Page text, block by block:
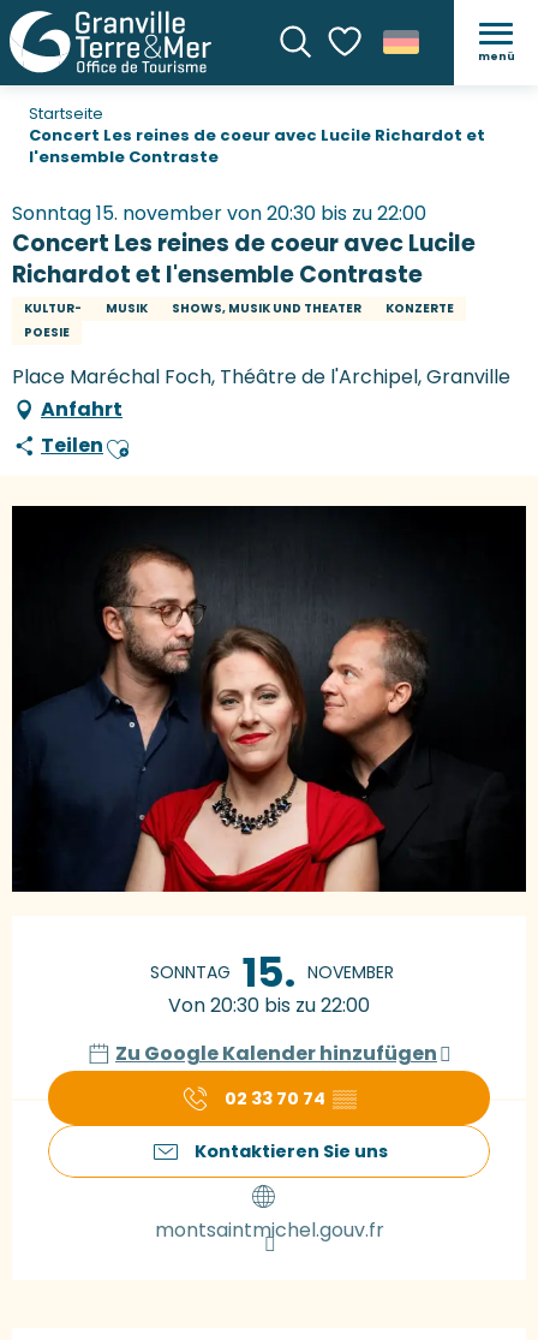
SucheVoir les favoris
menü
Startseite
Concert Les reines de coeur avec Lucile Richardot et
l'ensemble Contraste
Sonntag 15. november von 20:30 bis zu 22:00
Concert Les reines de coeur avec Lucile
Richardot et l'ensemble Contraste
KULTUR- MUSIK SHOWS, MUSIK UND THEATER
KONZERTE
POESIE
Place Maréchal Foch, Théâtre de l'Archipel, Granville
Anfahrt
TeilenAjouter aux favoris
SONNTAG 15. NOVEMBER
Von 20:30 bis zu 22:00
Zu Google Kalender hinzufügen
02 33 70 74 ▒▒
Kontaktieren Sie uns
montsaintmichel.gouv.fr